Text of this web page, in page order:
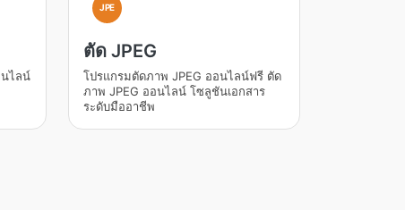
ไลน์
JPE
ตัด JPEG
โปรแกรมตัดภาพ JPEG ออนไลน์ฟรี ตัด
ภาพ JPEG ออนไลน์ โซลูชันเอกสาร
ระดับมืออาชีพ